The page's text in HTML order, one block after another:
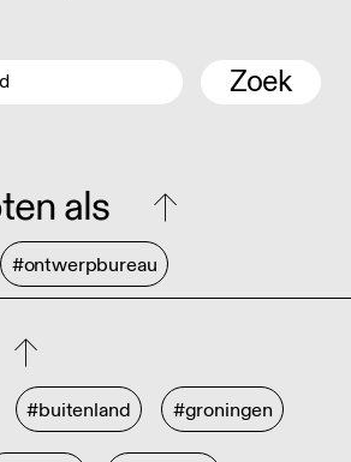
Zoek
als
#ontwerpbureau
#buitenland #groningen